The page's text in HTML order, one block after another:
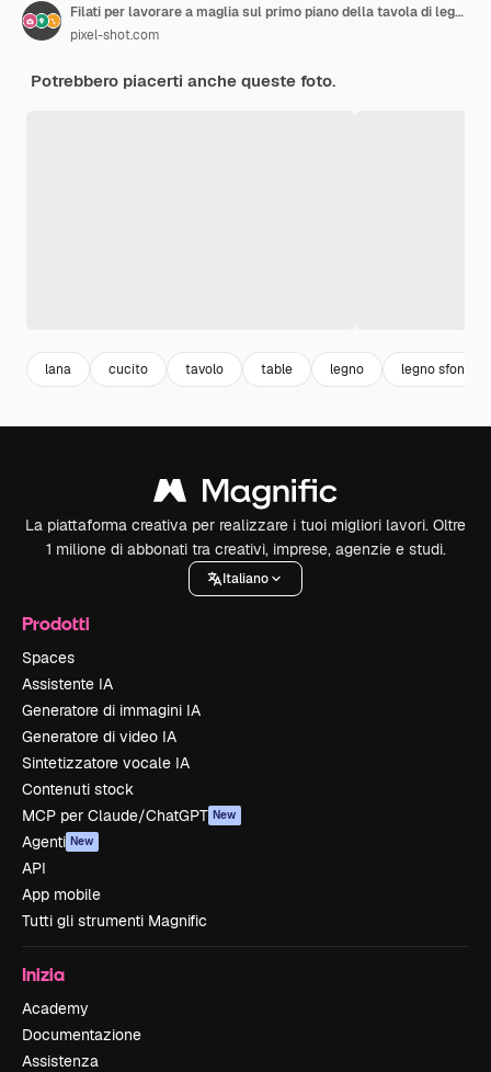
Filati per lavorare a maglia sul primo piano della tavola di legno
pixel-shot.com
Potrebbero piacerti anche queste foto.
lana cucito tavolo table legno legno sfondo
La piattaforma creativa per realizzare i tuoi migliori lavori. Oltre
1 milione di abbonati tra creativi, imprese, agenzie e studi.
Italiano
Prodotti
Spaces
Assistente IA
Generatore di immagini IA
Generatore di video IA
Sintetizzatore vocale IA
Contenuti stock
MCP per Claude/ChatGPT New
Agenti New
API
App mobile
Tutti gli strumenti Magnific
Inizia
Academy
Documentazione
Assistenza